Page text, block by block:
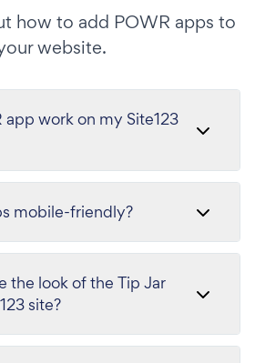
how to add POWR apps to
website.
app work on my Site123
mobile-friendly?
the look of the Tip Jar
site?